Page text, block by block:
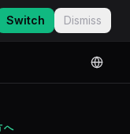
Switch Dismiss
へ